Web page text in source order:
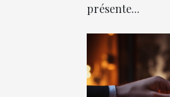
présente...